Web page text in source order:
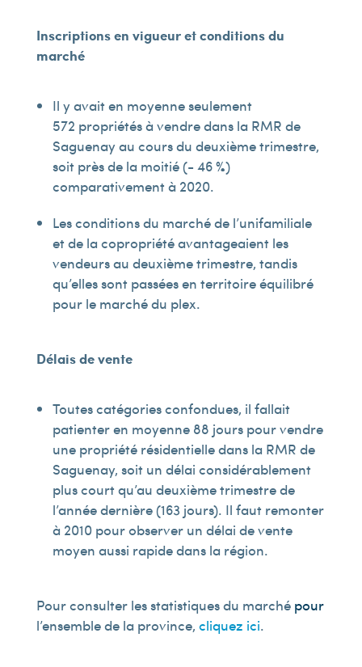
Inscriptionsen vigueuret conditionsdu
marché
Il y avait en moyenne seulement
572 propriétés à vendre dans la RMR de
Saguenay au cours du deuxième trimestre,
soit près de la moitié (- 46 %)
comparativement à 2020.
Les conditions du marché de l’unifamiliale
et de la copropriété avantageaient les
vendeurs au deuxième trimestre, tandis
qu’elles sont passées en territoire équilibré
pour le marché du plex.
Délais de vente
Toutes catégories confondues, il fallait
patienter en moyenne 88 jours pour vendre
une propriété résidentielle dans la RMR de
Saguenay, soit un délai considérablement
plus court qu’au deuxième trimestre de
l’année dernière (163 jours). Il faut remonter
à 2010 pour observer un délai de vente
moyen aussi rapide dans la région.
Pour consulter les statistiques du marché pour
l’ensemble de la province, cliquez ici.